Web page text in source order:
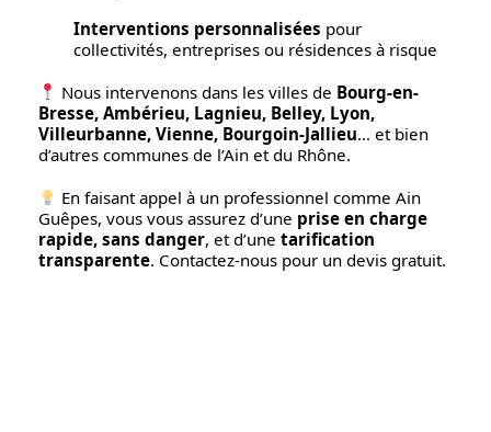
Interventions personnalisées pour
collectivités, entreprises ou résidences à risque
Nous intervenons dans les villes de Bourg-en-
Bresse, Ambérieu, Lagnieu, Belley, Lyon,
Villeurbanne, Vienne, Bourgoin-Jallieu… et bien
d’autres communes de l’Ain et du Rhône.
En faisant appel à un professionnel comme Ain
Guêpes, vous vous assurez d’une prise en charge
rapide, sans danger, et d’une tarification
transparente. Contactez-nous pour un devis gratuit.